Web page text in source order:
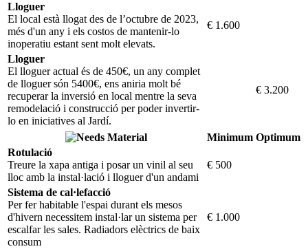
Lloguer
El local està llogat des de l’octubre de 2023,
més d'un any i els costos de mantenir-lo
inoperatiu estant sent molt elevats.
€ 1.600
Lloguer
El lloguer actual és de 450€, un any complet
de lloguer són 5400€, ens aniria molt bé
recuperar la inversió en local mentre la seva
remodelació i construcció per poder invertir-
lo en iniciatives al Jardí.
€ 3.200
Material Minimum Optimum
Rotulació
Treure la xapa antiga i posar un vinil al seu
lloc amb la instal·lació i lloguer d'un andami
€ 500
Sistema de cal·lefacció
Per fer habitable l'espai durant els mesos
d'hivern necessitem instal·lar un sistema per
escalfar les sales. Radiadors elèctrics de baix
consum
€ 1.000